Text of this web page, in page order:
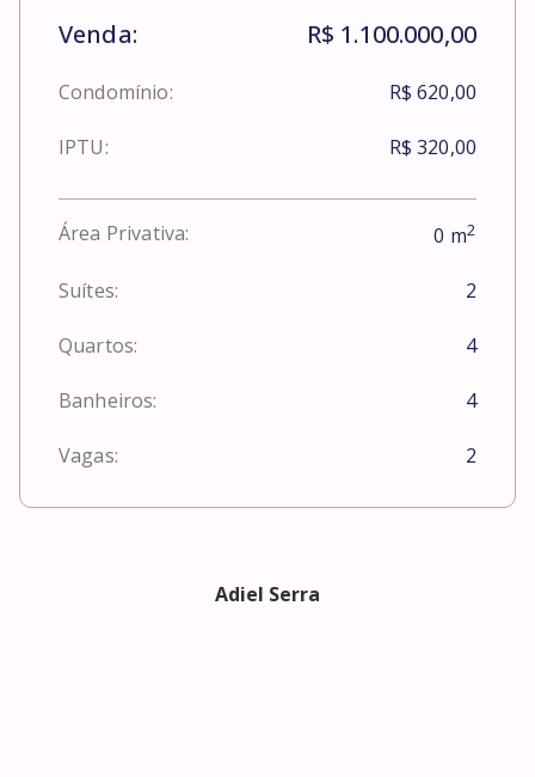
Venda: R$ 1.100.000,00
Condomínio: R$ 620,00
IPTU: R$ 320,00
Área Privativa: 0 m2
Suítes: 2
Quartos: 4
Banheiros: 4
Vagas: 2
Adiel Serra